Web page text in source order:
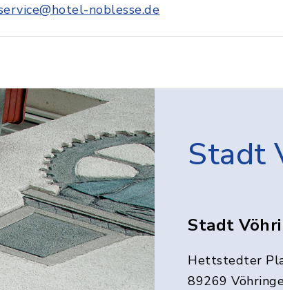
noblesse.de
Stadt
Stadt
Hettstedter
89269